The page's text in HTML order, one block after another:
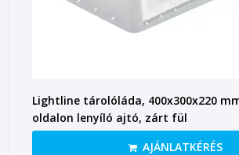
Lightline tárolóláda, 400x300x220
oldalon lenyíló ajtó, zárt fül
AJÁNLATKÉRÉS